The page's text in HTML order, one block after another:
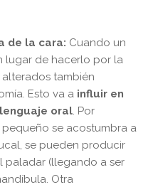
de la cara: Cuando un
lugar de hacerlo por la
también
Esto va a influir en
oral. Por
se acostumbra a
se pueden producir
paladar (llegando a ser
Otra